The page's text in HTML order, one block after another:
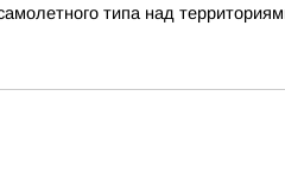
типа над